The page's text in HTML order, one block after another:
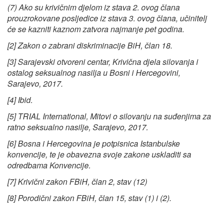
(7) Ako su krivičnim djelom iz stava 2. ovog člana
prouzrokovane posljedice iz stava 3. ovog člana, učinitelj
će se kazniti kaznom zatvora najmanje pet godina.
[2] Zakon o zabrani diskriminacije BiH, član 18.
[3] Sarajevski otvoreni centar, Krivična djela silovanja i
ostalog seksualnog nasilja u Bosni i Hercegovini,
Sarajevo, 2017.
[4] Ibid.
[5] TRIAL International, Mitovi o silovanju na suđenjima za
ratno seksualno nasilje, Sarajevo, 2017.
[6] Bosna i Hercegovina je potpisnica Istanbulske
konvencije, te je obavezna svoje zakone uskladiti sa
odredbama Konvencije.
[7] Krivični zakon FBiH, član 2, stav (12)
[8] Porodični zakon FBiH, član 15, stav (1) i (2).